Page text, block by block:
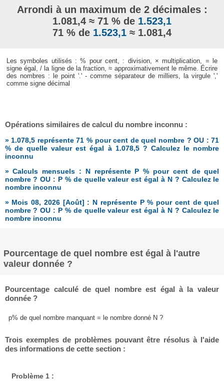
Arrondi à un maximum de 2 décimales :
1.081,4 ≈ 71 % de 1.523,1
71 % de 1.523,1 ≈ 1.081,4
Les symboles utilisés : % pour cent, : division, × multiplication, = le
signe égal, / la ligne de la fraction, ≈ approximativement le même. Écrire
des nombres : le point '.' - comme séparateur de milliers, la virgule ','
comme signe décimal
Opérations similaires de calcul du nombre inconnu :
» 1.078,5 représente 71 % pour cent de quel nombre ? OU : 71
% de quelle valeur est égal à 1.078,5 ? Calculez le nombre
inconnu
» Calculs mensuels : N représente P % pour cent de quel
nombre ? OU : P % de quelle valeur est égal à N ? Calculez le
nombre inconnu
» Mois 08, 2026 [Août] : N représente P % pour cent de quel
nombre ? OU : P % de quelle valeur est égal à N ? Calculez le
nombre inconnu
Pourcentage de quel nombre est égal à l'autre
valeur donnée ?
Pourcentage calculé de quel nombre est égal à la valeur
donnée ?
p% de quel nombre manquant = le nombre donné N ?
Trois exemples de problèmes pouvant être résolus à l'aide
des informations de cette section :
Problème 1 :